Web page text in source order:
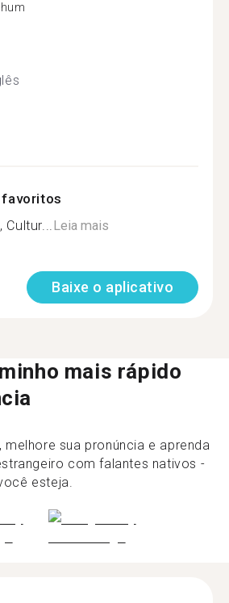
favoritos
Leia mais
Baixe o aplicativo
mais rápido
melhore sua pronúncia e aprenda
com falantes nativos -
esteja.